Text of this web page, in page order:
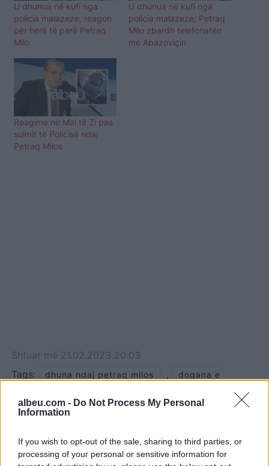
albeu.com - Do Not Process My Personal
Information
If you wish to opt-out of the sale, sharing to third parties, or
processing of your personal or sensitive information for
U dhunua në kufi nga
policia malazeze, reagon
për herë të parë Petraq
Milo
U dhunua në kufi nga
policia malazeze, Petraq
Milo zbardh telefonatën
me Abazoviçin
Reagime në Mal të Zi pas
sulmit të Policisë ndaj
Petraq Milos
Shtuar më 21.02.2023 20:03
Tags:
dhuna ndaj petraq milos ,
dogana e